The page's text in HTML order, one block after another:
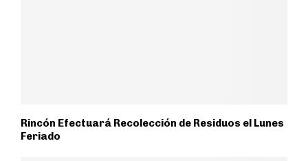
Rincón Efectuará Recolección de Residuos el Lunes
Feriado